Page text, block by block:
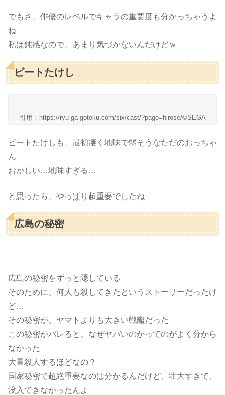
でもさ、俳優のレベルでキャラの重要度も分かっちゃうよ
ね
私は鈍感なので、あまり気づかないんだけどｗ
ビートたけし
引用：https://ryu-ga-gotoku.com/six/cast/?page=hirose/©SEGA
ビートたけしも、最初凄く地味で弱そうなただのおっちゃ
ん
おかしい…地味すぎる…
と思ったら、やっぱり超重要でしたね
広島の秘密
広島の秘密をずっと隠している
そのために、何人も殺してきたというストーリーだったけ
ど…
その秘密が、ヤマトよりも大きい戦艦だった
この秘密がバレると、なぜヤバいのかってのがよく分から
なかった
大量殺人するほどなの？
国家秘密で超絶重要なのは分かるんだけど、壮大すぎて、
没入できなかったんよ